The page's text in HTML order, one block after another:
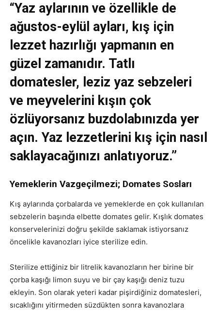
“Yaz aylarının ve özellikle de
ağustos-eylül ayları, kış için
lezzet hazırlığı yapmanın en
güzel zamanıdır. Tatlı
domatesler, leziz yaz sebzeleri
ve meyvelerini kışın çok
özlüyorsanız buzdolabınızda yer
açın. Yaz lezzetlerini kış için nasıl
saklayacağınızı anlatıyoruz.”
Yemeklerin Vazgeçilmezi; Domates Sosları
Kış aylarında çorbalarda ve yemeklerde en çok kullanılan
sebzelerin başında elbette domates gelir. Kışlık domates
konservelerinizi doğru şekilde saklamak istiyorsanız
öncelikle kavanozları iyice sterilize edin.
Sterilize ettiğiniz bir litrelik kavanozların her birine bir
çorba kaşığı limon suyu ve bir çay kaşığı deniz tuzu
ekleyin. Son olarak yeteri kadar pişirdiğiniz domatesleri,
sıcaklığını yitirmeden süzdükten sonra kavanozlara